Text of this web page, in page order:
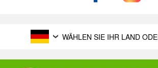
WÄHLEN SIE IHR LAND